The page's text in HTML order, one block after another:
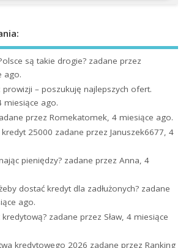
są takie drogie? zadane przez
ago.
prowizji – poszukuję najlepszych ofert.
miesiące ago.
przez Romekatomek, 4 miesiące ago.
25000 zadane przez Januszek6677, 4
pieniędzy? zadane przez Anna, 4
dostać kredyt dla zadłużonych? zadane
ago.
kredytową? zadane przez Sław, 4 miesiące
kredytowego 2026 zadane przez Ranking